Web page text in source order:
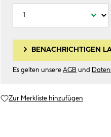
BENACHRICHTIGEN
Es gelten unsere AGB und
Zur Merkliste hinzufügen